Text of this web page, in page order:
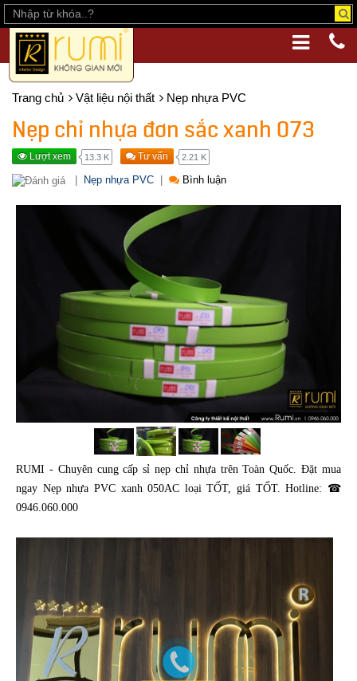
Trang chủ Vật liệu nội thất Nẹp nhựa PVC
Nẹp chỉ nhựa đơn sắc xanh 073
Lượt xem 13.3 K Tư vấn 2.21 K
Nẹp nhựa PVC Bình luận
RUMI - Chuyên cung cấp sỉ nẹp chỉ nhựa trên Toàn Quốc. Đặt mua
ngay Nẹp nhựa PVC xanh 050AC loại TỐT, giá TỐT. Hotline: ☎
0946.060.000